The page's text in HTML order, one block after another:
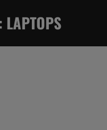
: LAPTOPS